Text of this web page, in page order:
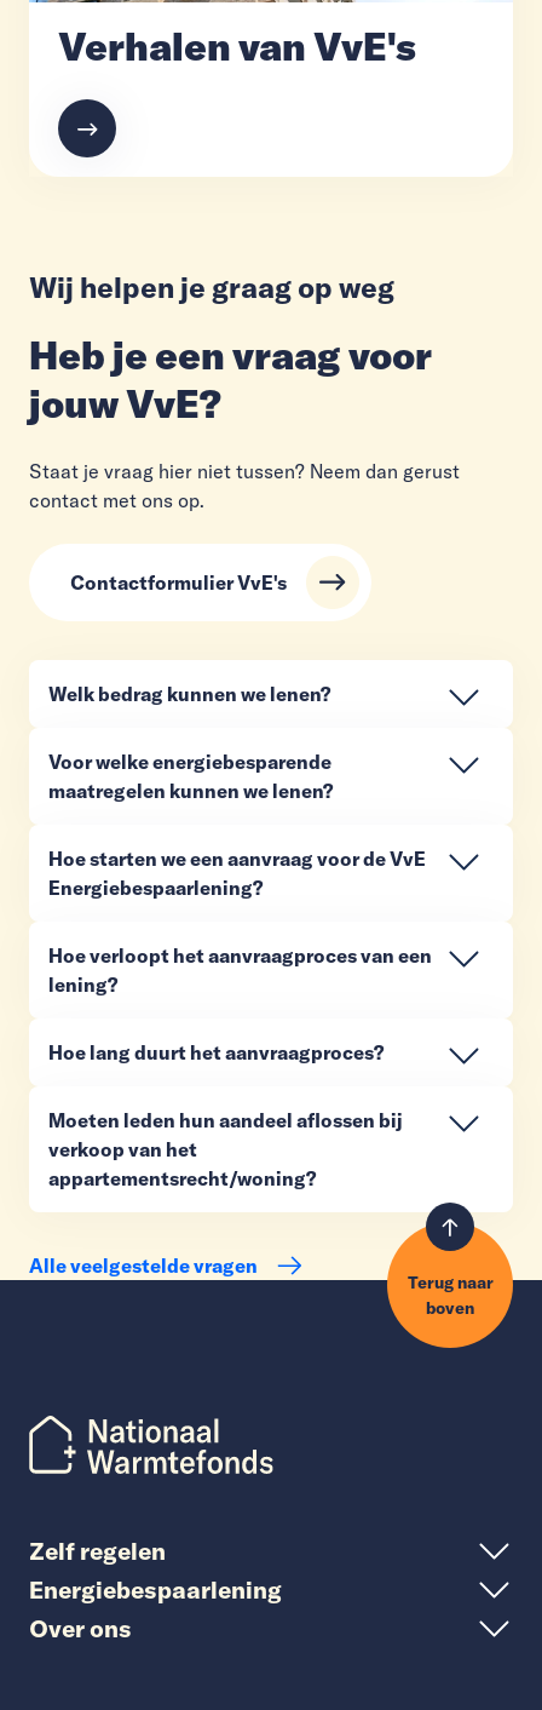
Verhalen van VvE's
Wij helpen je graag op weg
Heb je een vraag voor
jouw VvE?
Staat je vraag hier niet tussen? Neem dan gerust
contact met ons op.
Contactformulier VvE's
Welk bedrag kunnen we lenen?
Voor welke energiebesparende
maatregelen kunnen we lenen?
Hoe starten we een aanvraag voor de VvE
Energiebespaarlening?
Hoe verloopt het aanvraagproces van een
lening?
Hoe lang duurt het aanvraagproces?
Moeten leden hun aandeel aflossen bij
verkoop van het
appartementsrecht/woning?
Alle veelgestelde vragen
Terug naar
boven
Zelf regelen
Energiebespaarlening
Over ons